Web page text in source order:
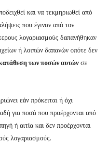
και να τεκμηριωθεί από
που έγιναν από τον
λογαριασμούς δαπανήθηκαν
ή λοιπών δαπανών οπότε δεν
των ποσών αυτών σε
εάν πρόκειται ή όχι
για ποσά που προέρχονται από
ή αιτία και δεν προέρχονται
λογαριασμούς.